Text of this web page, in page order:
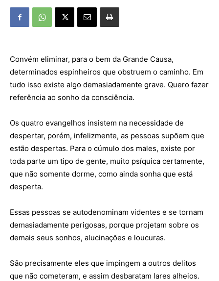
Convém eliminar, para o bem da Grande Causa,
determinados espinheiros que obstruem o caminho. Em
tudo isso existe algo demasiadamente grave. Quero fazer
referência ao sonho da consciência.
Os quatro evangelhos insistem na necessidade de
despertar, porém, infelizmente, as pessoas supõem que
estão despertas. Para o cúmulo dos males, existe por
toda parte um tipo de gente, muito psíquica certamente,
que não somente dorme, como ainda sonha que está
desperta.
Essas pessoas se autodenominam videntes e se tornam
demasiadamente perigosas, porque projetam sobre os
demais seus sonhos, alucinações e loucuras.
São precisamente eles que impingem a outros delitos
que não cometeram, e assim desbaratam lares alheios.